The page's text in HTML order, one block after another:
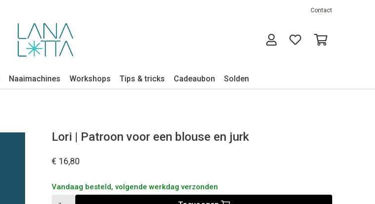
Contact
Naaimachines Workshops Tips & tricks Cadeaubon Solden
Lori | Patroon voor een blouse en jurk
€ 16,80
Vandaag besteld, volgende werkdag verzonden